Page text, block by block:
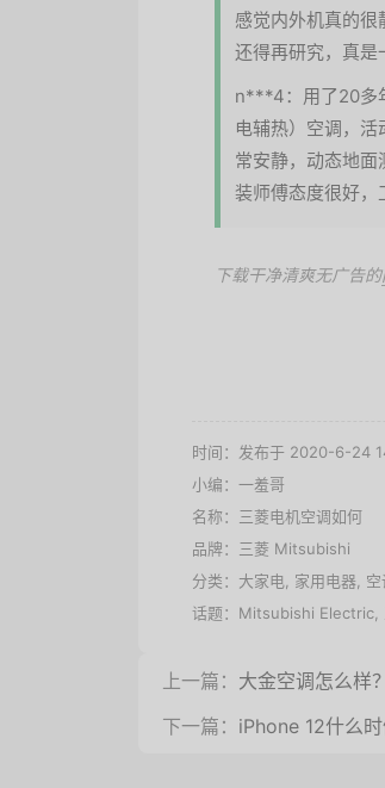
感觉内外机真的很
还得再研究，真是
n***4：用了20多
电辅热）空调，
常安静，动态地
装师傅态度很好
下载干净清爽无广告的
时间：发布于 2020-6-24
小编：一羞哥
名称： 三菱电机空调如何
品牌： 三菱 Mitsubishi
分类： 大家电 家用电器 空
话题： Mitsubishi Electric
上一篇： 大金空调怎么样？
下一篇： iPhone 12什么时